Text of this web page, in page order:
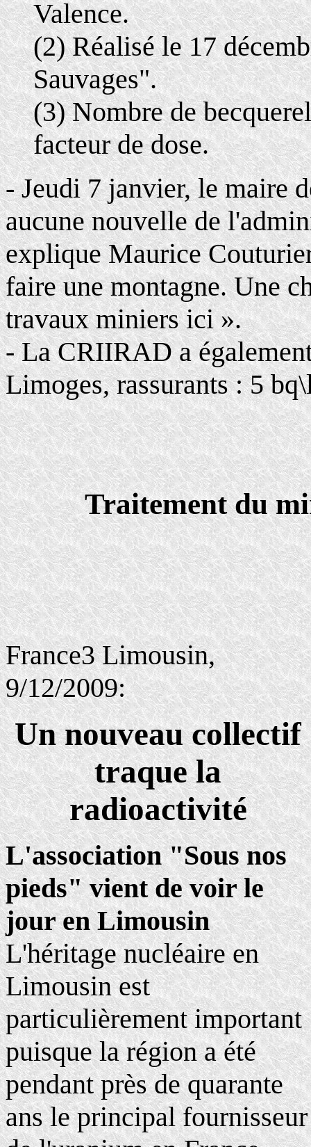
Valence.
(2) Réalisé le 17
Sauvages".
(3) Nombre de
facteur de dose.
- Jeudi 7 janvier, le maire
aucune nouvelle de
explique Maurice
faire une montagne. Une
travaux miniers ici ».
- La CRIIRAD a
Limoges, rassurants : 5
Traitement du
France3 Limousin,
9/12/2009:
Un nouveau collectif
traque la
radioactivité
L'association "Sous nos
pieds" vient de voir le
jour en Limousin
L'héritage nucléaire en
Limousin est
particulièrement important
puisque la région a été
pendant près de quarante
ans le principal fournisseur